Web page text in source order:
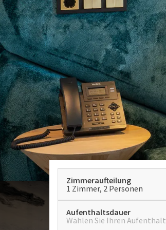
Zimmeraufteilung
1 Zimmer, 2 Personen
Aufenthaltsdauer
Wählen Sie Ihren Aufenthalt